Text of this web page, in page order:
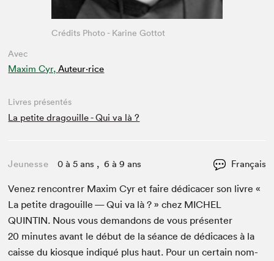
Avec
Maxim Cyr, Auteur·rice
Crédits Photo - Karine Gottot
Livres présentés
La petite dragouille - Qui va là ?
Jeunesse 0 à 5 ans , 6 à 9 ans Français
Venez ren­con­tr­er Max­im Cyr et faire dédi­cac­er son livre «
La petite dragouille — Qui va là ? » chez MICHEL
QUINTIN. Nous vous deman­dons de vous présen­ter
20 min­utes avant le début de la séance de dédi­caces à la
caisse du kiosque indiqué plus haut. Pour un cer­tain nom­